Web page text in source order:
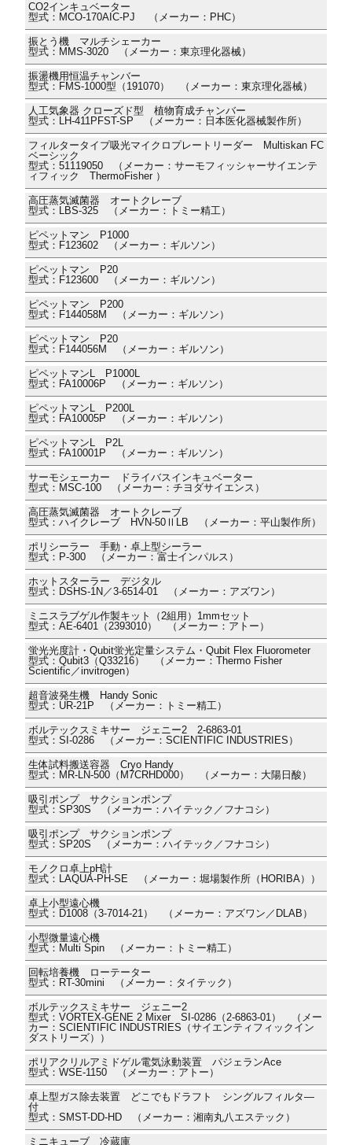
CO2インキュベーター
型式：MCO-170AIC-PJ （メーカー：PHC）
振とう機 マルチシェーカー
型式：MMS-3020 （メーカー：東京理化器械）
振盪機用恒温チャンバー
型式：FMS-1000型（191070） （メーカー：東京理化器械）
人工気象器 クローズド型 植物育成チャンバー
型式：LH-411PFST-SP （メーカー：日本医化器械製作所）
フィルタータイプ吸光マイクロプレートリーダー Multiskan FC
ベーシック
型式：51119050 （メーカー：サーモフィッシャーサイエンテ
ィフィック ThermoFisher ）
高圧蒸気滅菌器 オートクレーブ
型式：LBS-325 （メーカー：トミー精工）
ピペットマン P1000
型式：F123602 （メーカー：ギルソン）
ピペットマン P20
型式：F123600 （メーカー：ギルソン）
ピペットマン P200
型式：F144058M （メーカー：ギルソン）
ピペットマン P20
型式：F144056M （メーカー：ギルソン）
ピペットマンL P1000L
型式：FA10006P （メーカー：ギルソン）
ピペットマンL P200L
型式：FA10005P （メーカー：ギルソン）
ピペットマンL P2L
型式：FA10001P （メーカー：ギルソン）
サーモシェーカー ドライバスインキュベーター
型式：MSC-100 （メーカー：チヨダサイエンス）
高圧蒸気滅菌器 オートクレーブ
型式：ハイクレーブ HVN-50ⅡLB （メーカー：平山製作所）
ポリシーラー 手動・卓上型シーラー
型式：P-300 （メーカー：富士インパルス）
ホットスターラー デジタル
型式：DSHS-1N／3-6514-01 （メーカー：アズワン）
ミニスラブゲル作製キット（2組用）1mmセット
型式：AE-6401（2393010） （メーカー：アトー）
蛍光光度計・Qubit蛍光定量システム・Qubit Flex Fluorometer
型式：Qubit3（Q33216） （メーカー：Thermo Fisher
Scientific／invitrogen）
超音波発生機 Handy Sonic
型式：UR-21P （メーカー：トミー精工）
ボルテックスミキサー ジェニー2 2-6863-01
型式：SI-0286 （メーカー：SCIENTIFIC INDUSTRIES）
生体試料搬送容器 Cryo Handy
型式：MR-LN-500（M7CRHD000） （メーカー：大陽日酸）
吸引ポンプ サクションポンプ
型式：SP30S （メーカー：ハイテック／フナコシ）
吸引ポンプ サクションポンプ
型式：SP20S （メーカー：ハイテック／フナコシ）
モノクロ卓上pH計
型式：LAQUA-PH-SE （メーカー：堀場製作所（HORIBA））
卓上小型遠心機
型式：D1008（3-7014-21） （メーカー：アズワン／DLAB）
小型微量遠心機
型式：Multi Spin （メーカー：トミー精工）
回転培養機 ローテーター
型式：RT-30mini （メーカー：タイテック）
ボルテックスミキサー ジェニー2
型式：VORTEX-GENE 2 Mixer SI-0286（2-6863-01） （メー
カー：SCIENTIFIC INDUSTRIES（サイエンティフィックイン
ダストリーズ））
ポリアクリルアミドゲル電気泳動装置 パジェランAce
型式：WSE-1150 （メーカー：アトー）
卓上型ガス除去装置 どこでもドラフト シングルフィルタ―
付
型式：SMST-DD-HD （メーカー：湘南丸八エステック）
ミニキューブ 冷蔵庫